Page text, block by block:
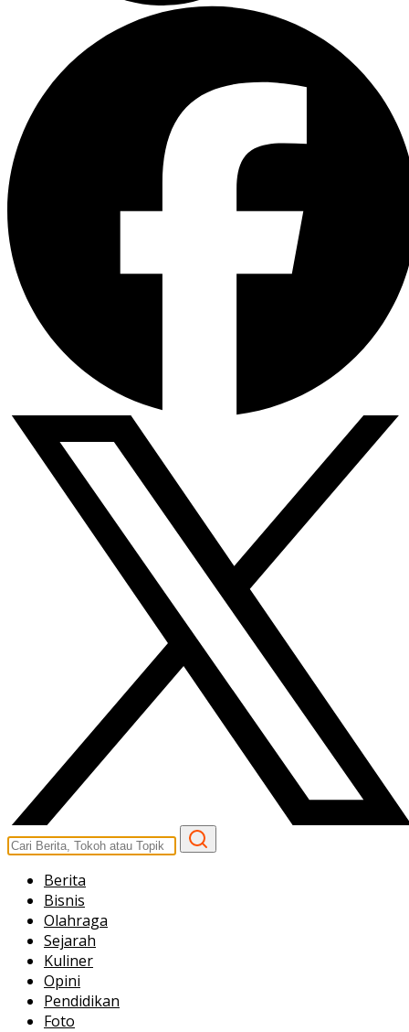
Berita
Bisnis
Olahraga
Sejarah
Kuliner
Opini
Pendidikan
Foto